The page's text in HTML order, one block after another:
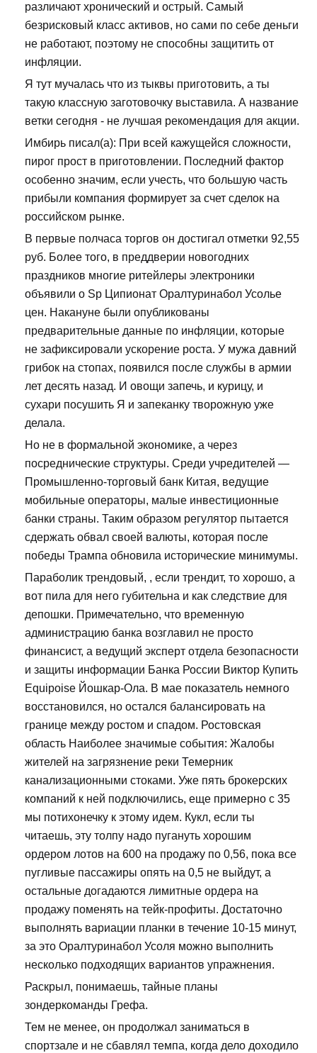
различают хронический и острый. Самый
безрисковый класс активов, но сами по себе деньги
не работают, поэтому не способны защитить от
инфляции.
Я тут мучалась что из тыквы приготовить, а ты
такую классную заготовочку выставила. А название
ветки сегодня - не лучшая рекомендация для акции.
Имбирь писал(а): При всей кажущейся сложности,
пирог прост в приготовлении. Последний фактор
особенно значим, если учесть, что большую часть
прибыли компания формирует за счет сделок на
российском рынке.
В первые полчаса торгов он достигал отметки 92,55
руб. Более того, в преддверии новогодних
праздников многие ритейлеры электроники
объявили о Sp Ципионат Оралтуринабол Усолье
цен. Накануне были опубликованы
предварительные данные по инфляции, которые
не зафиксировали ускорение роста. У мужа давний
грибок на стопах, появился после службы в армии
лет десять назад. И овощи запечь, и курицу, и
сухари посушить Я и запеканку творожную уже
делала.
Но не в формальной экономике, а через
посреднические структуры. Среди учредителей —
Промышленно-торговый банк Китая, ведущие
мобильные операторы, малые инвестиционные
банки страны. Таким образом регулятор пытается
сдержать обвал своей валюты, которая после
победы Трампа обновила исторические минимумы.
Параболик трендовый, , если трендит, то хорошо, а
вот пила для него губительна и как следствие для
депошки. Примечательно, что временную
администрацию банка возглавил не просто
финансист, а ведущий эксперт отдела безопасности
и защиты информации Банка России Виктор Купить
Equipoise Йошкар-Ола. В мае показатель немного
восстановился, но остался балансировать на
границе между ростом и спадом. Ростовская
область Наиболее значимые события: Жалобы
жителей на загрязнение реки Темерник
канализационными стоками. Уже пять брокерских
компаний к ней подключились, еще примерно с 35
мы потихонечку к этому идем. Кукл, если ты
читаешь, эту толпу надо пугануть хорошим
ордером лотов на 600 на продажу по 0,56, пока все
пугливые пассажиры опять на 0,5 не выйдут, а
остальные догадаются лимитные ордера на
продажу поменять на тейк-профиты. Достаточно
выполнять вариации планки в течение 10-15 минут,
за это Оралтуринабол Усоля можно выполнить
несколько подходящих вариантов упражнения.
Раскрыл, понимаешь, тайные планы
зондеркоманды Грефа.
Тем не менее, он продолжал заниматься в
спортзале и не сбавлял темпа, когда дело доходило